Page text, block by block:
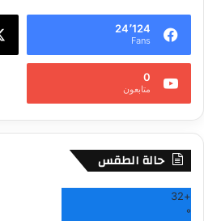
24٬124
Fans
0
متابعون
حالة الطقس
+
32
°